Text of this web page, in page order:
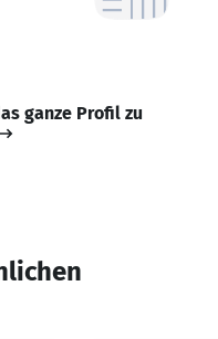
ganze Profil zu